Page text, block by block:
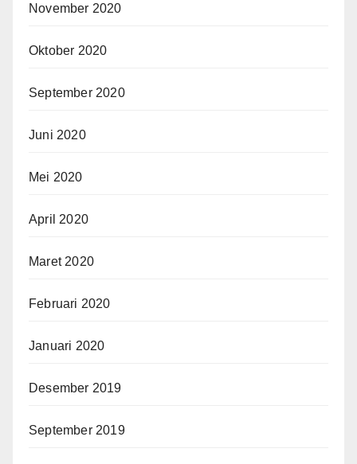
November 2020
Oktober 2020
September 2020
Juni 2020
Mei 2020
April 2020
Maret 2020
Februari 2020
Januari 2020
Desember 2019
September 2019